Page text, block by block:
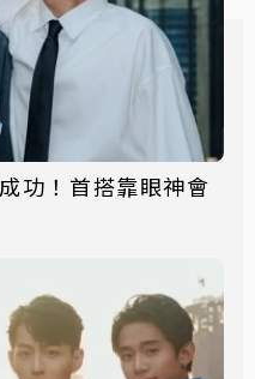
功！首搭靠眼神會